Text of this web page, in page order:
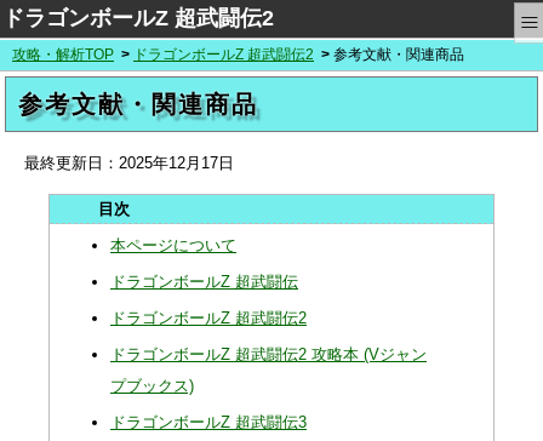
ドラゴンボールZ 超武闘伝2 ≡
攻略・解析TOP ドラゴンボールZ 超武闘伝2 参考文献・関連商品
参考文献・関連商品
最終更新日： 2025年12月17日
本ページについて
ドラゴンボールZ 超武闘伝
ドラゴンボールZ 超武闘伝2
ドラゴンボールZ 超武闘伝2 攻略本 (Vジャン
プブックス)
ドラゴンボールZ 超武闘伝3